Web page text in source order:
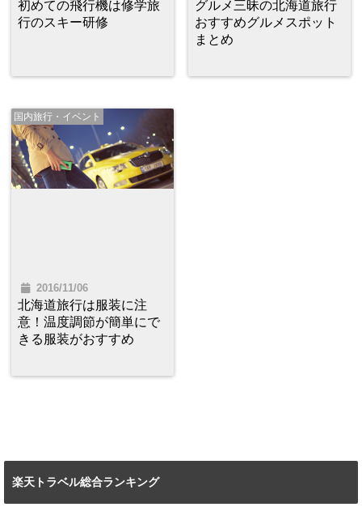
初めての飛行機は修学旅
行のスキー研修
グルメ三昧の北海道旅行
おすすめグルメスポット
まとめ
国内旅行・イベント
2016/11/06
北海道旅行は服装に注
意！温度調節が簡単にで
きる服装がおすすめ
楽天トラベル総合ランキング